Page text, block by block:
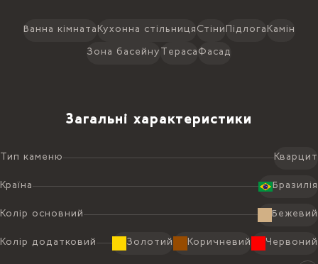
Ванна кімната Кухонна стільниця Стіни Підлога Камін
Зона басейну Тераса Фасад
Загальні характеристики
Тип каменю Кварцит
Країна Бразилія
Колір основний Бежевий
Колір додатковий Золотий Коричневий Червоний